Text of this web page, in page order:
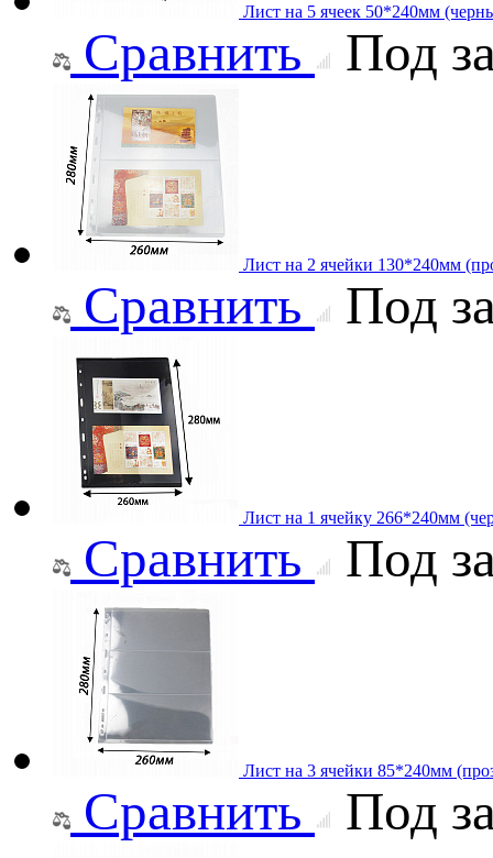
Лист на 5 ячеек 50*240мм
Сравнить Под
Лист на 2 ячейки 130*240мм
Сравнить Под
Лист на 1 ячейку 266*240мм
Сравнить Под
Лист на 3 ячейки 85*240мм
Сравнить Под